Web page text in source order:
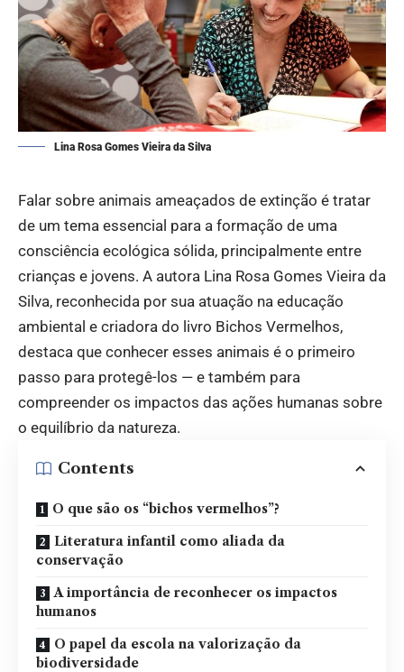
Lina Rosa Gomes Vieira da Silva
Falar sobre animais ameaçados de extinção é tratar
de um tema essencial para a formação de uma
consciência ecológica sólida, principalmente entre
crianças e jovens. A autora Lina Rosa Gomes Vieira da
Silva, reconhecida por sua atuação na educação
ambiental e criadora do livro Bichos Vermelhos,
destaca que conhecer esses animais é o primeiro
passo para protegê-los — e também para
compreender os impactos das ações humanas sobre
o equilíbrio da natureza.
Contents
O que são os “bichos vermelhos”?
Literatura infantil como aliada da
conservação
A importância de reconhecer os impactos
humanos
O papel da escola na valorização da
biodiversidade